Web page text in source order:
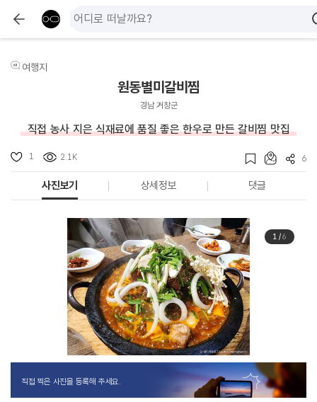
여행지
원동별미갈비찜
경남 거창군
직접 농사 지은 식재료에 품질 좋은 한우로 만든 갈비찜 맛집
1 2.1K 6
사진보기 상세정보 댓글
1/6
직접 찍은 사진을 등록해 주세요.